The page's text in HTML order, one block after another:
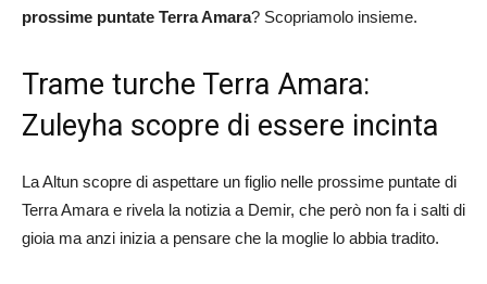
prossime puntate Terra Amara? Scopriamolo insieme.
Trame turche Terra Amara:
Zuleyha scopre di essere incinta
La Altun scopre di aspettare un figlio nelle prossime puntate di
Terra Amara e rivela la notizia a Demir, che però non fa i salti di
gioia ma anzi inizia a pensare che la moglie lo abbia tradito.